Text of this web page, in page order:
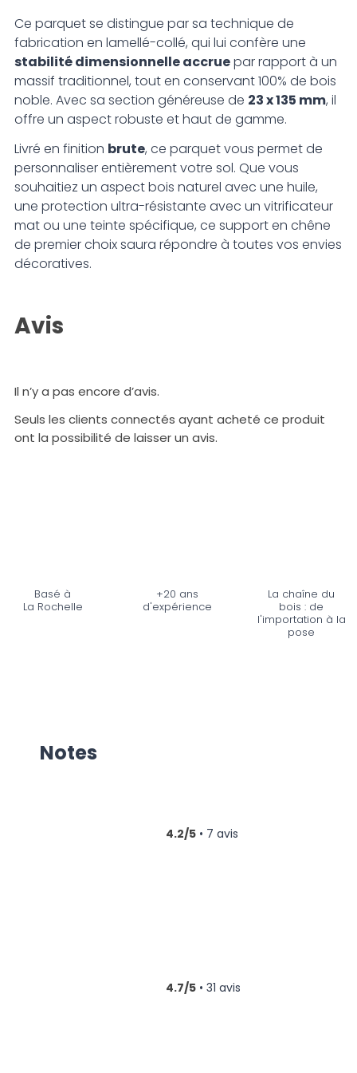
Ce parquet se distingue par sa technique de
fabrication en lamellé-collé, qui lui confère une
stabilité dimensionnelle accruepar rapport à un
massif traditionnel, tout en conservant 100% de bois
noble. Avec sa section généreuse de 23 x 135 mm, il
offre un aspect robuste et haut de gamme.
Livré en finition brute, ce parquet vous permet de
personnaliser entièrement votre sol. Que vous
souhaitiez un aspect bois naturel avec une huile,
une protection ultra-résistante avec un vitrificateur
mat ou une teinte spécifique, ce support en chêne
de premier choix saura répondre à toutes vos envies
décoratives.
Avis
Il n’y a pas encore d’avis.
Seuls les clients connectés ayant acheté ce produit
ont la possibilité de laisser un avis.
Basé à
La Rochelle
+20 ans
d'expérience
La chaîne du
bois : de
l'importation à la
pose
Notes
4.2/5 • 7 avis
4.7/5 • 31 avis